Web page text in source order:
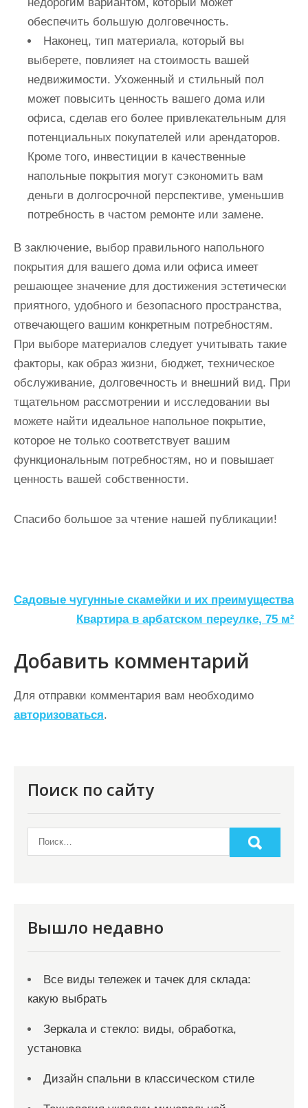
недорогим вариантом, который может
обеспечить большую долговечность.
Наконец, тип материала, который вы
выберете, повлияет на стоимость вашей
недвижимости. Ухоженный и стильный пол
может повысить ценность вашего дома или
офиса, сделав его более привлекательным для
потенциальных покупателей или арендаторов.
Кроме того, инвестиции в качественные
напольные покрытия могут сэкономить вам
деньги в долгосрочной перспективе, уменьшив
потребность в частом ремонте или замене.
В заключение, выбор правильного напольного
покрытия для вашего дома или офиса имеет
решающее значение для достижения эстетически
приятного, удобного и безопасного пространства,
отвечающего вашим конкретным потребностям.
При выборе материалов следует учитывать такие
факторы, как образ жизни, бюджет, техническое
обслуживание, долговечность и внешний вид. При
тщательном рассмотрении и исследовании вы
можете найти идеальное напольное покрытие,
которое не только соответствует вашим
функциональным потребностям, но и повышает
ценность вашей собственности.
Спасибо большое за чтение нашей публикации!
Н
в
и
г
а
м
Садовые чугунные скамейки и их преимущества
Квартира в арбатском переулке, 75 м²
Добавить комментарий
Для отправки комментария вам необходимо
авторизоваться.
Поиск по сайту
Вышло недавно
Все виды тележек и тачек для склада:
какую выбрать
Зеркала и стекло: виды, обработка,
установка
Дизайн спальни в классическом стиле